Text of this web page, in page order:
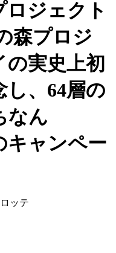
ロジェクト
森プロジ
実史上初
、64層の
なん
キャンペー
ッテ